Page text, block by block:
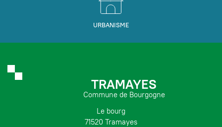
URBANISME
TRAMAYES
Commune de Bourgogne
Le bourg
71520 Tramayes